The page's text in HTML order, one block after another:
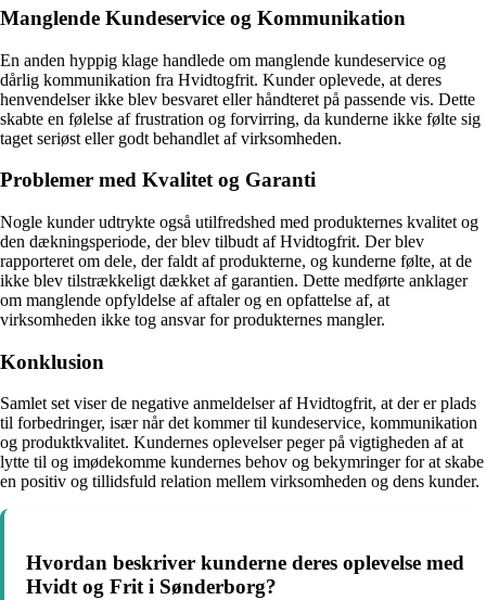
Manglende Kundeservice og Kommunikation
En anden hyppig klage handlede om manglende kundeservice og
dårlig kommunikation fra Hvidtogfrit. Kunder oplevede, at deres
henvendelser ikke blev besvaret eller håndteret på passende vis. Dette
skabte en følelse af frustration og forvirring, da kunderne ikke følte sig
taget seriøst eller godt behandlet af virksomheden.
Problemer med Kvalitet og Garanti
Nogle kunder udtrykte også utilfredshed med produkternes kvalitet og
den dækningsperiode, der blev tilbudt af Hvidtogfrit. Der blev
rapporteret om dele, der faldt af produkterne, og kunderne følte, at de
ikke blev tilstrækkeligt dækket af garantien. Dette medførte anklager
om manglende opfyldelse af aftaler og en opfattelse af, at
virksomheden ikke tog ansvar for produkternes mangler.
Konklusion
Samlet set viser de negative anmeldelser af Hvidtogfrit, at der er plads
til forbedringer, især når det kommer til kundeservice, kommunikation
og produktkvalitet. Kundernes oplevelser peger på vigtigheden af at
lytte til og imødekomme kundernes behov og bekymringer for at skabe
en positiv og tillidsfuld relation mellem virksomheden og dens kunder.
Hvordan beskriver kunderne deres oplevelse med
Hvidt og Frit i Sønderborg?